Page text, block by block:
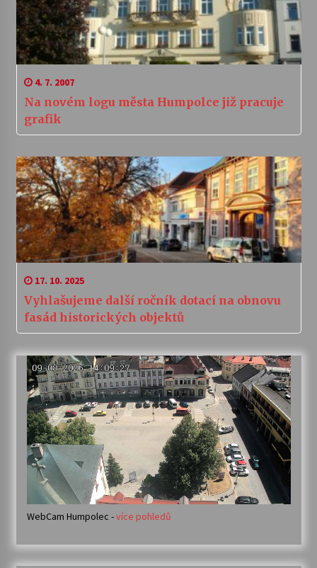
4. 7. 2007
Na novém logu města Humpolce již pracuje
grafik
17. 10. 2025
Vyhlašujeme další ročník dotací na obnovu
fasád historických objektů
WebCam Humpolec -více pohledů